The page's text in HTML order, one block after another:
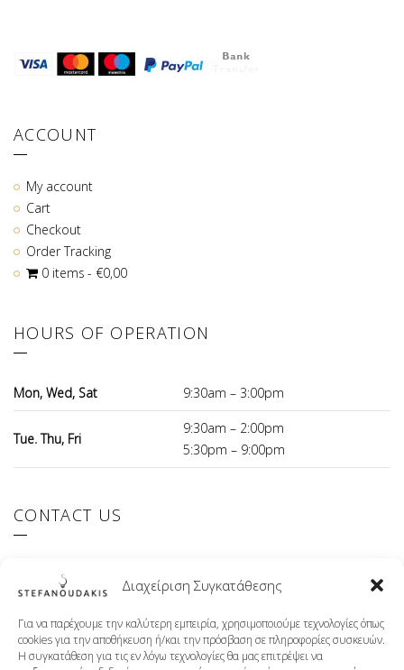
Διαχείριση Συγκατάθεσης
Για να παρέχουμε την καλύτερη εμπειρία, χρησιμοποιούμε τεχνολογίες όπως
cookies για την αποθήκευση ή/και την πρόσβαση σε πληροφορίες συσκευών.
Η συγκατάθεση για τις εν λόγω τεχνολογίες θα μας επιτρέψει να
ACCOUNT
My account
Cart
Checkout
Order Tracking
0 items
€0,00
HOURS OF OPERATION
Mon, Wed, Sat 9:30am – 3:00pm
Tue. Thu, Fri
9:30am – 2:00pm
5:30pm – 9:00pm
CONTACT US
+30 210 9941107
info@stefanoudakis.gr